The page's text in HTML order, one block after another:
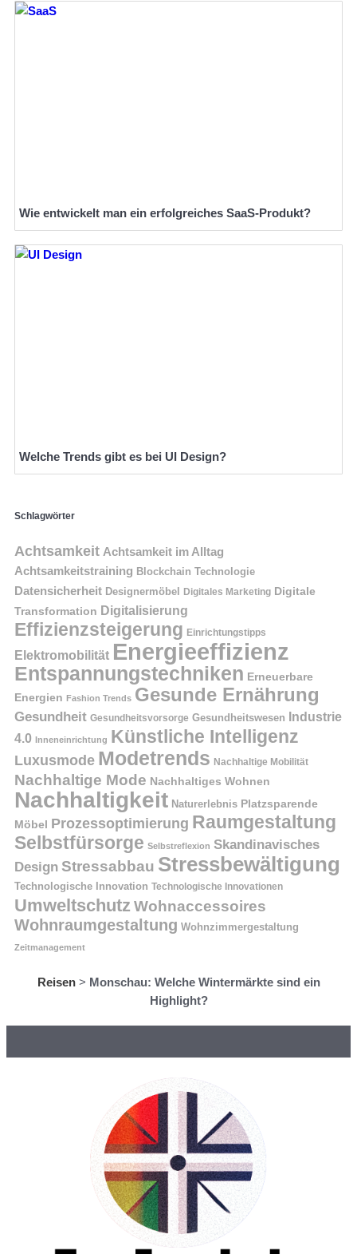
Wie entwickelt man ein erfolgreiches SaaS-Produkt?
Welche Trends gibt es bei UI Design?
Schlagwörter
Achtsamkeit Achtsamkeit im Alltag
Achtsamkeitstraining Blockchain Technologie
Datensicherheit Designermöbel Digitales Marketing Digitale
Transformation Digitalisierung
Effizienzsteigerung Einrichtungstipps
Elektromobilität Energieeffizienz
Entspannungstechniken Erneuerbare
Energien Fashion Trends Gesunde Ernährung
Gesundheit Gesundheitsvorsorge Gesundheitswesen Industrie
4.0 Inneneinrichtung Künstliche Intelligenz
Luxusmode Modetrends Nachhaltige Mobilität
Nachhaltige Mode Nachhaltiges Wohnen
Nachhaltigkeit Naturerlebnis Platzsparende
Möbel
Prozessoptimierung Raumgestaltung
Selbstfürsorge Selbstreflexion Skandinavisches
Design Stressabbau Stressbewältigung
Technologische Innovation Technologische Innovationen
Umweltschutz Wohnaccessoires
Wohnraumgestaltung Wohnzimmergestaltung
Zeitmanagement
Reisen> Monschau: Welche Wintermärkte sind ein
Highlight?